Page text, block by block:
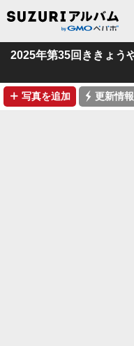
➕ 写真を追加 ⚡ 更新情報